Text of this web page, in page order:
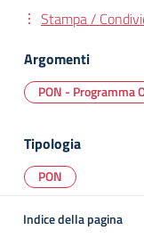
Stampa /
Argomenti
PON - Programma
Tipologia
PON
Indice della pagina